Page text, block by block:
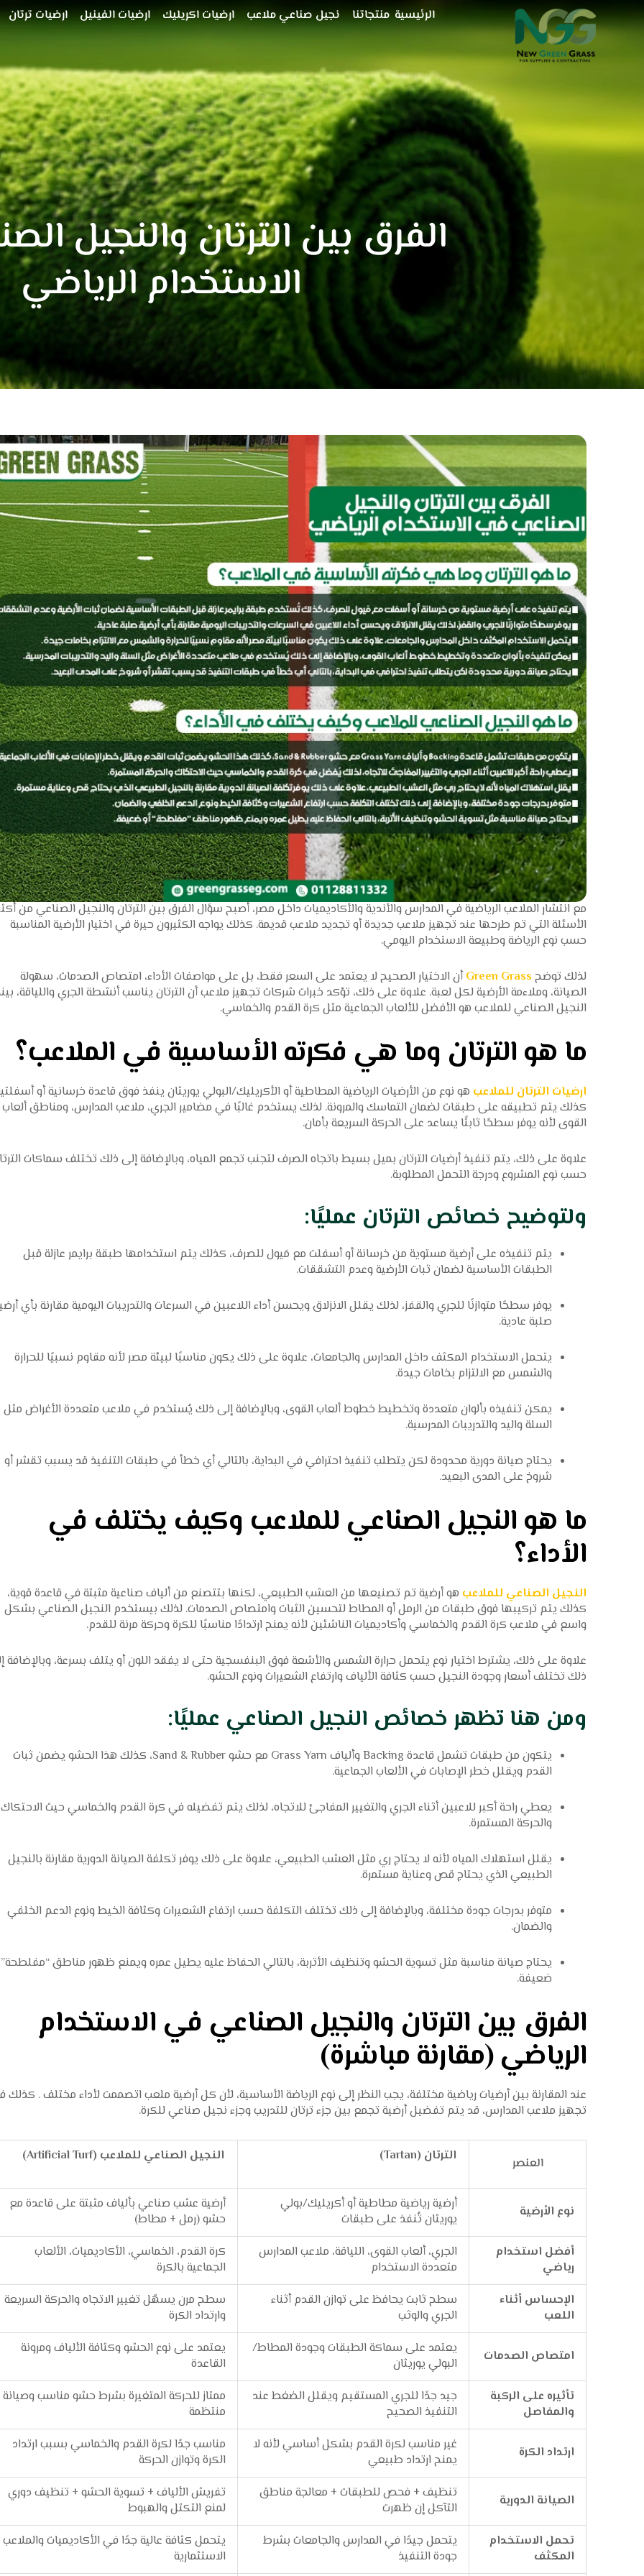
إلى
الرئيسية منتجاتنا نجيل صناعي ملاعب ارضيات اكريليك ارضيات الفينيل ارضيات ترتان
الفرق بين الترتان والنجيل
الاستخدام الرياضي
مع انتشار الملاعب الرياضية في المدارس والأندية والأكاديميات داخل مصر، أصبح سؤال الفرق بين الترتان والنجيل الصناعي من
الأسئلة التي تم طرحها عند تجهيز ملاعب جديدة أو تجديد ملاعب قديمة. كذلك يواجه الكثيرون حيرة في اختيار الأرضية المناسبة
حسب نوع الرياضة وطبيعة الاستخدام اليومي.
لذلك توضحGreen Grassأن الاختيار الصحيح لا يعتمد على السعر فقط، بل على مواصفات الأداء، امتصاص الصدمات، سهولة
الصيانة، وملاءمة الأرضية لكل لعبة. علاوة على ذلك، تؤكد خبرات شركات تجهيز ملاعب أن الترتان يناسب أنشطة الجري واللياقة،
النجيل الصناعي للملاعب هو الأفضل للألعاب الجماعية مثل كرة القدم والخماسي.
ما هو الترتان وما هي فكرته الأساسية في الملاعب؟
ارضيات الترتان للملاعب هو نوع من الأرضيات الرياضية المطاطية أو الأكريليك/البولي يوريثان ينفذ فوق قاعدة خرسانية أو
كذلك يتم تطبيقه على طبقات لضمان التماسك والمرونة. لذلك يستخدم غالبًا في مضامير الجري، ملاعب المدارس، ومناطق ألعاب
القوى لأنه يوفر سطحًا ثابتًا يساعد على الحركة السريعة بأمان.
علاوة على ذلك، يتم تنفيذ أرضيات الترتان بميل بسيط باتجاه الصرف لتجنب تجمع المياه، وبالإضافة إلى ذلك تختلف سماكات
حسب نوع المشروع ودرجة التحمل المطلوبة.
ولتوضيح خصائص الترتان عمليًا:
يتم تنفيذه على أرضية مستوية من خرسانة أو أسفلت مع مَيول للصرف، كذلك يتم استخدامها طبقة برايمر عازلة قبل
الطبقات الأساسية لضمان ثبات الأرضية وعدم التشققات.
يوفر سطحًا متوازنًا للجري والقفز، لذلك يقلل الانزلاق ويحسن أداء اللاعبين في السرعات والتدريبات اليومية مقارنة بأي
صلبة عادية.
يتحمل الاستخدام المكثف داخل المدارس والجامعات، علاوة على ذلك يكون مناسبًا لبيئة مصر لأنه مقاوم نسبيًا للحرارة
والشمس مع الالتزام بخامات جيدة.
يمكن تنفيذه بألوان متعددة وتخطيط خطوط ألعاب القوى، وبالإضافة إلى ذلك يُستخدم في ملاعب متعددة الأغراض مثل
السلة واليد والتدريبات المدرسية.
يحتاج صيانة دورية محدودة لكن يتطلب تنفيذ احترافي في البداية، بالتالي أي خطأ في طبقات التنفيذ قد يسبب تقشر أو
شروخ على المدى البعيد.
ما هو النجيل الصناعي للملاعب وكيف يختلف في
الأداء؟
النجيل الصناعي للملاعب هو أرضية تم تصنيعها من العشب الطبيعي، لكنها بتتصنع من ألياف صناعية مثبتة في قاعدة قوية،
كذلك يتم تركيبها فوق طبقات من الرمل أو المطاط لتحسين الثبات وامتصاص الصدمات. لذلك بيستخدم النجيل الصناعي بشكل
واسع في ملاعب كرة القدم والخماسي وأكاديميات الناشئين لأنه يمنح ارتدادًا مناسبًا للكرة وحركة مرنة للقدم.
علاوة على ذلك، يشترط اختيار نوع يتحمل حرارة الشمس والأشعة فوق البنفسجية حتى لا يفقد اللون أو يتلف بسرعة، وبالإضافة
ذلك تختلف أسعار وجودة النجيل حسب كثافة الألياف وارتفاع الشعيرات ونوع الحشو.
ومن هنا تظهر خصائص النجيل الصناعي عمليًا:
يتكون من طبقات تشمل قاعدة Backing وألياف Grass Yarn مع حشو Sand & Rubber، كذلك هذا الحشو يضمن ثبات
القدم ويقلل خطر الإصابات في الألعاب الجماعية.
يعطي راحة أكبر للاعبين أثناء الجري والتغيير المفاجئ للاتجاه، لذلك يتم تفضيله في كرة القدم والخماسي حيث الاحتكاك
والحركة المستمرة.
يقلل استهلاك المياه لأنه لا يحتاج ري مثل العشب الطبيعي، علاوة على ذلك يوفر تكلفة الصيانة الدورية مقارنة بالنجيل
الطبيعي الذي يحتاج قص وعناية مستمرة.
متوفر بدرجات جودة مختلفة، وبالإضافة إلى ذلك تختلف التكلفة حسب ارتفاع الشعيرات وكثافة الخيط ونوع الدعم الخلفي
والضمان.
يحتاج صيانة مناسبة مثل تسوية الحشو وتنظيف الأتربة، بالتالي الحفاظ عليه يطيل عمره ويمنع ظهور مناطق
ضعيفة.
الفرق بين الترتان والنجيل الصناعي في الاستخدام
الرياضي (مقارنة مباشرة)
عند المقارنة بين أرضيات رياضية مختلفة، يجب النظر إلى نوع الرياضة الأساسية، لأن كل أرضية ملعب اتصممت لأداء مختلف . كذلك
تجهيز ملاعب المدارس، قد يتم تفضيل أرضية تجمع بين جزء ترتان للتدريب وجزء نجيل صناعي للكرة.
العنصر الترتان (Tartan) النجيل الصناعي للملاعب (Artificial Turf)
نوع الأرضية
أرضية رياضية مطاطية أو أكريليك/بولي
يوريثان تُنفذ على طبقات
أرضية عشب صناعي بألياف مثبتة على قاعدة مع
حشو (رمل + مطاط)
أفضل استخدام
رياضي
الجري، ألعاب القوى، اللياقة، ملاعب المدارس
متعددة الاستخدام
كرة القدم، الخماسي، الأكاديميات، الألعاب
الجماعية بالكرة
الإحساس أثناء
اللعب
سطح ثابت يحافظ على توازن القدم أثناء
الجري والوثب
سطح مرن يسهّل تغيير الاتجاه والحركة السريعة
وارتداد الكرة
امتصاص الصدمات
يعتمد على سماكة الطبقات وجودة المطاط/
البولي يوريثان
يعتمد على نوع الحشو وكثافة الألياف ومرونة
القاعدة
تأثيره على الركبة
والمفاصل
جيد جدًا للجري المستقيم ويقلل الضغط عند
التنفيذ الصحيح
ممتاز للحركة المتغيرة بشرط حشو مناسب وصيانة
منتظمة
ارتداد الكرة
غير مناسب لكرة القدم بشكل أساسي لأنه لا
يمنح ارتداد طبيعي
مناسب جدًا لكرة القدم والخماسي بسبب ارتداد
الكرة وتوازن الحركة
الصيانة الدورية
تنظيف + فحص للطبقات + معالجة مناطق
التآكل إن ظهرت
تفريش الألياف + تسوية الحشو + تنظيف دوري
لمنع التكتل والهبوط
تحمل الاستخدام
المكثف
يتحمل جيدًا في المدارس والجامعات بشرط
جودة التنفيذ
يتحمل كثافة عالية جدًا في الأكاديميات والملاعب
الاستثمارية